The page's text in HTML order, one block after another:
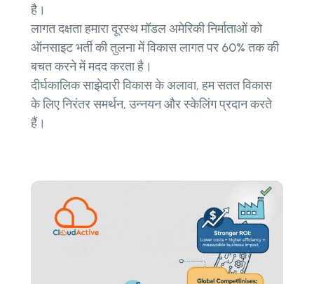
है।
लागत दक्षता हमारा दूरस्थ मॉडल अमेरिकी निर्माताओं को
ऑनसाइट भर्ती की तुलना में विकास लागत पर 60% तक की
बचत करने में मदद करता है।
दीर्घकालिक साझेदारी विकास के अलावा, हम सतत विकास
के लिए निरंतर समर्थन, उन्नयन और स्केलिंग प्रदान करते
हैं।